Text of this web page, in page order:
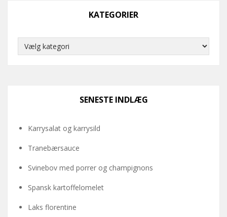
KATEGORIER
Kategorier
SENESTE INDLÆG
Karrysalat og karrysild
Tranebærsauce
Svinebov med porrer og champignons
Spansk kartoffelomelet
Laks florentine